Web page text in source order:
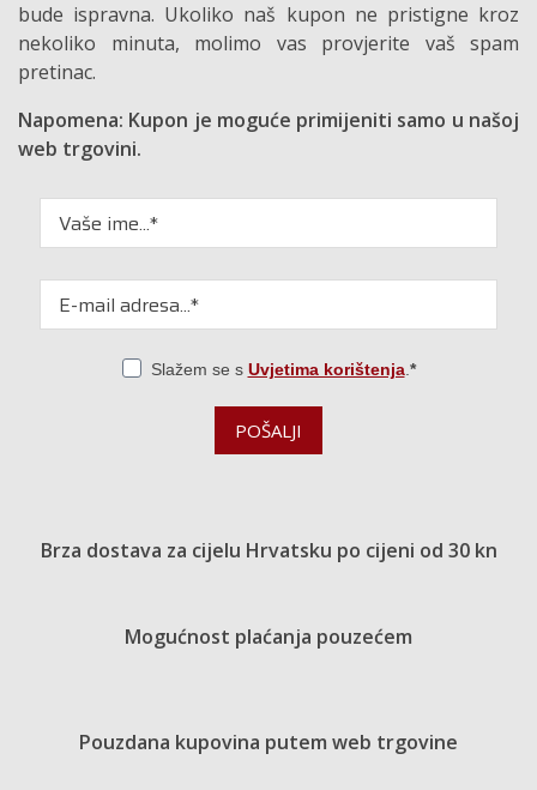
bude ispravna. Ukoliko naš kupon ne pristigne kroz
nekoliko minuta, molimo vas provjerite vaš spam
pretinac.
Napomena: Kupon je moguće primijeniti samo u našoj
web trgovini.
Slažem se s Uvjetima korištenja.
POŠALJI
Brza dostava za cijelu Hrvatsku po cijeni od 30 kn
Mogućnost plaćanja pouzećem
Pouzdana kupovina putem web trgovine